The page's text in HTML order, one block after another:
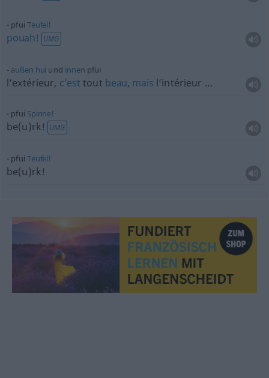
pfui Teufel!
pouah! UMG
außen hui und innen pfui
l’extérieur, c’est tout beau, mais l’intérieur …
pfui Spinne!
be(u)rk! UMG
pfui Teufel!
be(u)rk!